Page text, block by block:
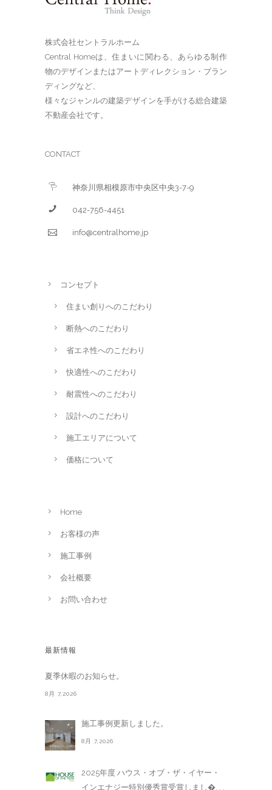
株式会社セントラルホーム
Central Homeは、住まいに関わる、あらゆる制作
物のデザインまたはアートディレクション・ブラン
ディングなど、
様々なジャンルの建築デザインを手がける総合建築
不動産会社です。
CONTACT
神奈川県相模原市中央区中央3-7-9
042-756-4451
info@centralhome.jp
コンセプト
住まい創りへのこだわり
断熱へのこだわり
省エネ性へのこだわり
快適性へのこだわり
耐震性へのこだわり
設計へのこだわり
施工エリアについて
価格について
Home
お客様の声
施工事例
会社概要
お問い合わせ
最新情報
夏季休暇のお知らせ。
8月 7,2026
施工事例更新しました。
8月 7,2026
2025年度 ハウス・オブ・ザ・イヤー・
インエナジー特別優秀賞受賞しまし�. . .